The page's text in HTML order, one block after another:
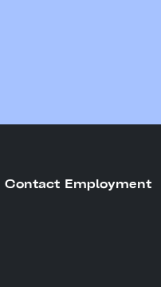
Contact Employment